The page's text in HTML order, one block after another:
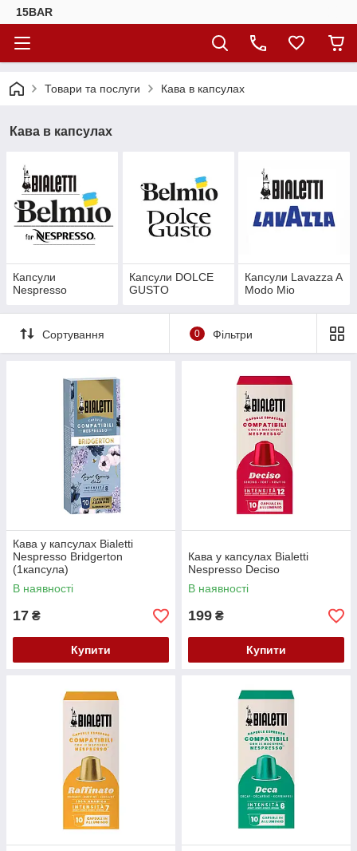
15BAR
Товари та послуги Кава в капсулах
Кава в капсулах
Капсули
Nespresso
Капсули DOLCE
GUSTO
Капсули Lavazza A
Modo Mio
Сортування 0 Фільтри
Кава у капсулах Bialetti
Nespresso Bridgerton
(1капсула)
В наявності
17 ₴
Купити
Кава у капсулах Bialetti
Nespresso Deciso
В наявності
199 ₴
Купити